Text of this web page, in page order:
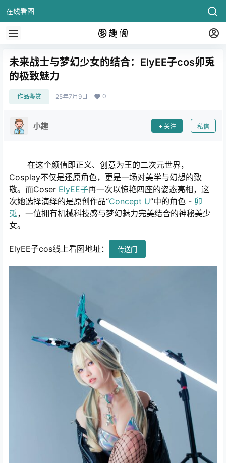
在线看图
未来战士与梦幻少女的结合：ElyEE子cos卯兎
的极致魅力
作品鉴赏 25年7月9日 0
小趣 关注 私信
在这个颜值即正义、创意为王的二次元世界，
Cosplay不仅是还原角色，更是一场对美学与幻想的致
敬。而Coser ElyEE子再一次以惊艳四座的姿态亮相，这
次她选择演绎的是原创作品“Concept U”中的角色 - 卯
兎，一位拥有机械科技感与梦幻魅力完美结合的神秘美少
女。
ElyEE子cos线上看图地址： 传送门